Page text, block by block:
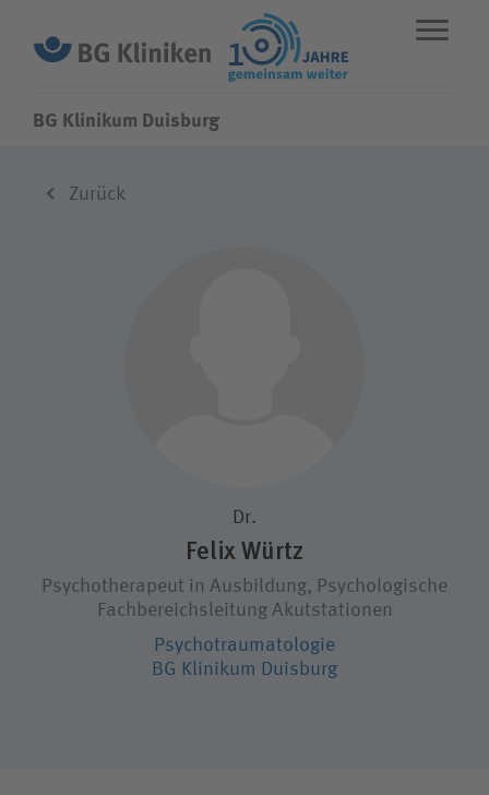
Wie können wir Ihnen helfen?
Suchwert
BG Klinikum Duisburg
Zurück
Dr.
Felix Würtz
Psychotherapeut in Ausbildung, Psychologische
Fachbereichsleitung Akutstationen
Psycho­trauma­tologie
BG Klinikum Duisburg